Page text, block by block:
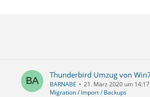
BARNABE
21. März 2020 um 14:17
Migration / Import / Backups